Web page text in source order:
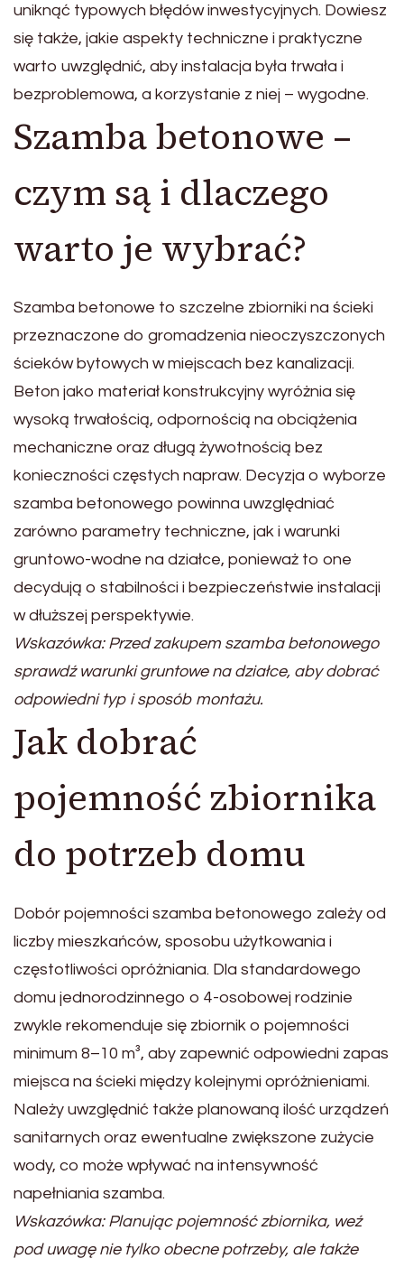
uniknąć typowych błędów inwestycyjnych. Dowiesz
się także, jakie aspekty techniczne i praktyczne
warto uwzględnić, aby instalacja była trwała i
bezproblemowa, a korzystanie z niej – wygodne.
Szamba betonowe –
czym są i dlaczego
warto je wybrać?
Szamba betonowe to szczelne zbiorniki na ścieki
przeznaczone do gromadzenia nieoczyszczonych
ścieków bytowych w miejscach bez kanalizacji.
Beton jako materiał konstrukcyjny wyróżnia się
wysoką trwałością, odpornością na obciążenia
mechaniczne oraz długą żywotnością bez
konieczności częstych napraw. Decyzja o wyborze
szamba betonowego powinna uwzględniać
zarówno parametry techniczne, jak i warunki
gruntowo-wodne na działce, ponieważ to one
decydują o stabilności i bezpieczeństwie instalacji
w dłuższej perspektywie.
Wskazówka: Przed zakupem szamba betonowego
sprawdź warunki gruntowe na działce, aby dobrać
odpowiedni typ i sposób montażu.
Jak dobrać
pojemność zbiornika
do potrzeb domu
Dobór pojemności szamba betonowego zależy od
liczby mieszkańców, sposobu użytkowania i
częstotliwości opróżniania. Dla standardowego
domu jednorodzinnego o 4-osobowej rodzinie
zwykle rekomenduje się zbiornik o pojemności
minimum 8–10 m³, aby zapewnić odpowiedni zapas
miejsca na ścieki między kolejnymi opróżnieniami.
Należy uwzględnić także planowaną ilość urządzeń
sanitarnych oraz ewentualne zwiększone zużycie
wody, co może wpływać na intensywność
napełniania szamba.
Wskazówka: Planując pojemność zbiornika, weź
pod uwagę nie tylko obecne potrzeby, ale także